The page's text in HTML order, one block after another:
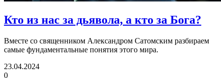
Кто из нас за дьявола, а кто за Бога?
Вместе со священником Александром Сатомским разбираем
самые фундаментальные понятия этого мира.
23.04.2024
0